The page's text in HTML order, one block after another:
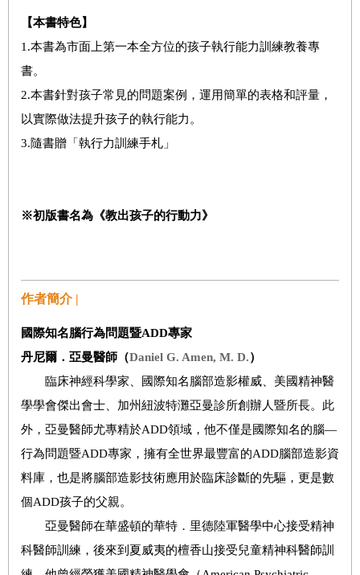
【本書特色】
1.本書為市面上第一本全方位的孩子執行能力訓練教養專
書。
2.本書針對孩子常見的問題案例，運用簡單的表格和評量，
以實際做法提升孩子的執行能力。
3.隨書贈「執行力訓練手札」
※初版書名為《教出孩子的行動力》
作者簡介 |
國際知名腦行為問題暨ADD專家
丹尼爾．亞曼醫師（Daniel G. Amen, M. D.）
臨床神經科學家、國際知名腦部造影權威、美國精神醫
學學會傑出會士、加州紐波特灘亞曼診所創辦人暨所長。此
外，亞曼醫師尤專精於ADD領域，他不僅是國際知名的腦—
行為問題暨ADD專家，擁有全世界最豐富的ADD腦部造影資
料庫，也是將腦部造影技術應用於臨床診斷的先驅，更是數
個ADD孩子的父親。
亞曼醫師在華盛頓的華特．里德陸軍醫學中心接受精神
科醫師訓練，後來到夏威夷的檀香山接受兒童精神科醫師訓